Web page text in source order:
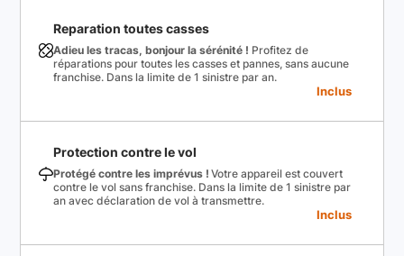
Reparation toutes casses
Adieu les tracas, bonjour la sérénité ! Profitez de
réparations pour toutes les casses et pannes, sans aucune
franchise. Dans la limite de 1 sinistre par an.
Inclus
Protection contre le vol
Protégé contre les imprévus ! Votre appareil est couvert
contre le vol sans franchise. Dans la limite de 1 sinistre par
an avec déclaration de vol à transmettre.
Inclus